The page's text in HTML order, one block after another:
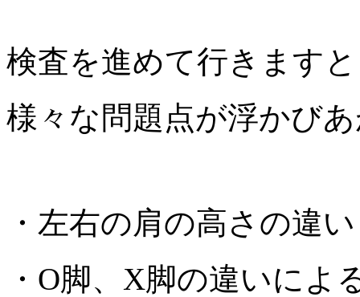
検査を進めて行きますと
様々な問題点が浮かび
・左右の肩の高さの違い
・O脚、X脚の違いによ